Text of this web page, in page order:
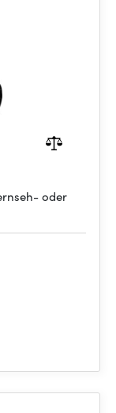
oder